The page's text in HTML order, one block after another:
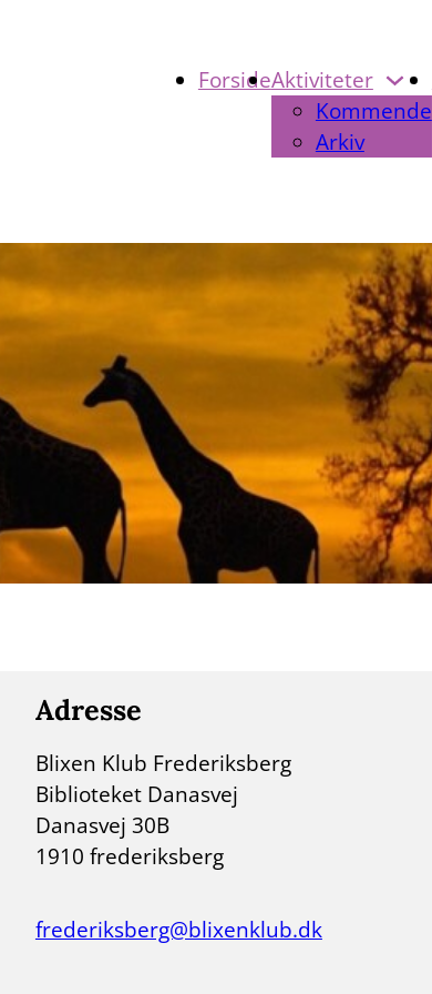
ForsideAktiviteter
Kommende
Arkiv
Adresse
Blixen Klub Frederiksberg
Biblioteket Danasvej
Danasvej 30B
1910 frederiksberg
frederiksberg@blixenklub.dk